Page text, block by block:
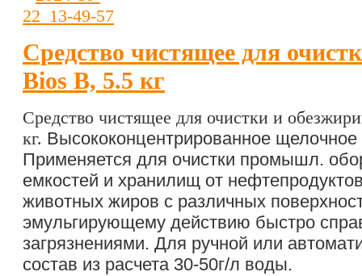
Средство чистящее для
Bios В, 5.5 кг
Средство чистящее для очистки и
кг. Высококонцентрированное
Применяется для очистки промышл.
емкостей и хранилищ от
животных жиров с различных
эмульгирующему действию быстро
загрязнениями. Для ручной или
состав из расчета 30-50г/л воды.